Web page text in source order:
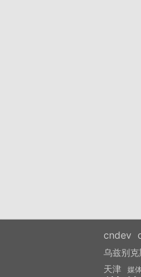
cndev
乌兹别克
天津 媒体